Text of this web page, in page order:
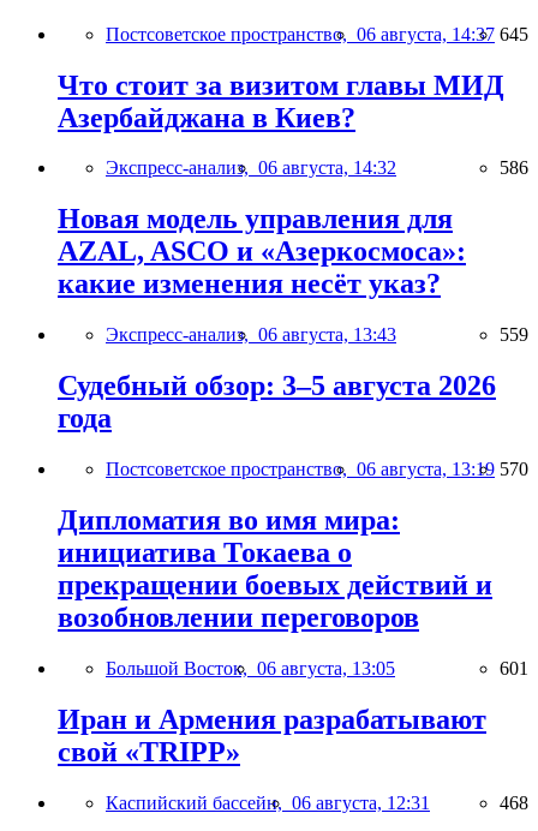
Постсоветское пространство, 06 августа, 14:37 645
Что стоит за визитом главы МИД
Азербайджана в Киев?
Экспресс-анализ, 06 августа, 14:32 586
Новая модель управления для
AZAL, ASCO и «Азеркосмоса»:
какие изменения несёт указ?
Экспресс-анализ, 06 августа, 13:43 559
Судебный обзор: 3–5 августа 2026
года
Постсоветское пространство, 06 августа, 13:19 570
Дипломатия во имя мира:
инициатива Токаева о
прекращении боевых действий и
возобновлении переговоров
Большой Восток, 06 августа, 13:05 601
Иран и Армения разрабатывают
свой «TRIPP»
Каспийский бассейн, 06 августа, 12:31 468